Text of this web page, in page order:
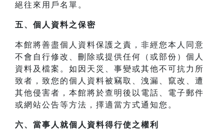
絕往來用戶名單。
五、個人資料之保密
本館將善盡個人資料保護之責，非經您本人同意
不會自行修改、刪除或提供任何（或部份）個人
資料及檔案。如因天災、事變或其他不可抗力所
致者，致您的個人資料被竊取、洩漏、竄改、遭
其他侵害者，本館將於查明後以電話、電子郵件
或網站公告等方法，擇適當方式通知您。
六、當事人就個人資料得行使之權利